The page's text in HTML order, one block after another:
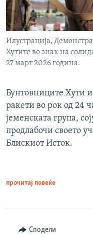
Илустрација,
Хутите во знак на
27 март 2026 година.
Бунтовниците Хути
ракети во рок од 24
јеменската група,
продлабочи своето
Блискиот Исток.
прочитај повеќе
Сподели